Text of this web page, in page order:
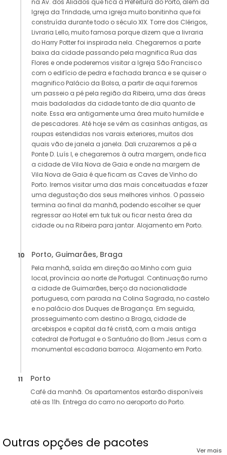
na Av. dos Aliados que fica a Prefeitura do Porto, além da
Igreja da Trindade, uma igreja muito bonitinha que foi
construída durante todo o século XIX. Torre dos Clérigos,
Livraria Lello, muito famosa porque dizem que a livraria
do Harry Potter foi inspirada nela. Chegaremos a parte
baixa da cidade passando pela magnifica Rua das
Flores e onde poderemos visitar a Igreja São Francisco
com o edifício de pedra e fachada branca e se quiser o
magnifico Palácio da Bolsa, a partir de aqui faremos
um passeio a pé pela região da Ribeira, uma das áreas
mais badaladas da cidade tanto de dia quanto de
noite. Essa era antigamente uma área muito humilde e
de pescadores. Até hoje se vêm as casinhas antigas, as
roupas estendidas nos varais exteriores, muitos dos
quais vão de janela a janela. Dali cruzaremos a pé a
Ponte D. Luís I, e chegaremos à outra margem, onde fica
a cidade de Vila Nova de Gaia e onde na margem de
Vila Nova de Gaia é que ficam as Caves de Vinho do
Porto. Iremos visitar uma das mais conceituadas e fazer
uma degustação dos seus melhores vinhos. O passeio
termina ao final da manhã, podendo escolher se quer
regressar ao Hotel em tuk tuk ou ficar nesta área da
cidade ou na Ribeira para jantar. Alojamento em Porto.
10 Porto, Guimarães, Braga
Pela manhã, saída em direção ao Minho com guia
local, província ao norte de Portugal. Continuação rumo
a cidade de Guimarães, berço da nacionalidade
portuguesa, com parada na Colina Sagrada, no castelo
e no palácio dos Duques de Bragança. Em seguida,
prosseguimento com destino a Braga, cidade de
arcebispos e capital da fé cristã, com a mais antiga
catedral de Portugal e o Santuário do Bom Jesus com a
monumental escadaria barroca. Alojamento em Porto.
11 Porto
Café da manhã. Os apartamentos estarão disponíveis
até as 11h. Entrega do carro no aeroporto do Porto.
Outras opções de pacotes
Ver mais